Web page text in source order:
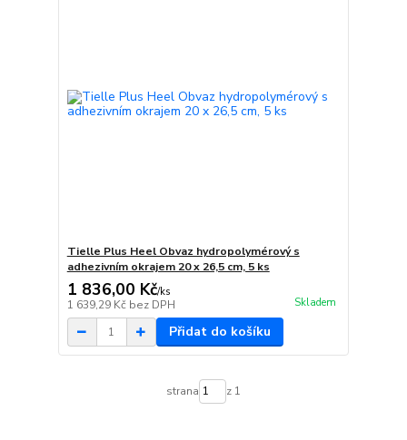
Tielle Plus Heel Obvaz hydropolymérový s
adhezivním okrajem 20 x 26,5 cm, 5 ks
1 836,00 Kč/ks
1 639,29 Kč bez DPH Skladem
Přidat do košíku
strana z 1